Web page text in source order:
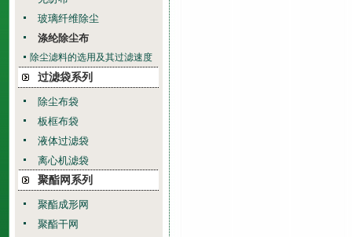
玻璃纤维除尘
涤纶除尘布
除尘滤料的选用及其过滤速度
过滤袋系列
除尘布袋
板框布袋
液体过滤袋
离心机滤袋
聚酯网系列
聚酯成形网
聚酯干网